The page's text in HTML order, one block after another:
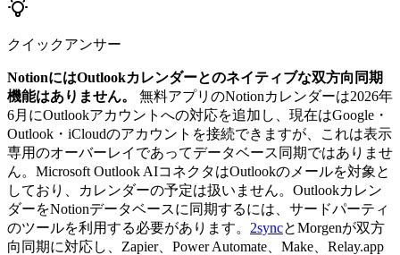
クイックアンサー
NotionにはOutlookカレンダーとのネイティブな双方向同期
機能はありません。
無料アプリのNotionカレンダーは2026年
6月にOutlookアカウントへの対応を追加し、現在はGoogle・
Outlook・iCloudのアカウントを接続できますが、これは表示
専用のオーバーレイであってデータベース同期ではありませ
ん。Microsoft Outlook AIコネクタはOutlookのメールを対象と
しており、カレンダーの予定は扱いません。Outlookカレン
ダーをNotionデータベースに同期するには、サードパーティ
のツールを利用する必要があります。 2syncとMorgenが双方
向同期に対応し、Zapier、Power Automate、Make、Relay.app